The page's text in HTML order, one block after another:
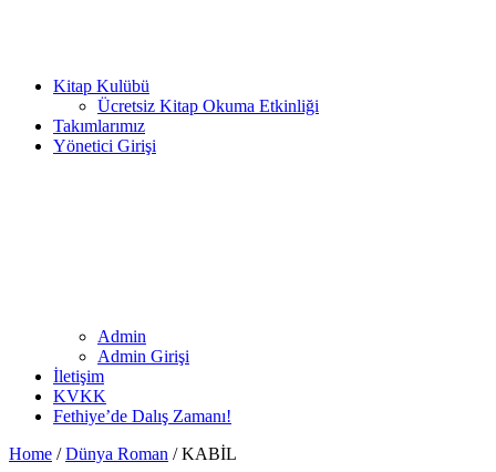
Kitap Kulübü
Ücretsiz Kitap Okuma Etkinliği
Takımlarımız
Yönetici Girişi
Admin
Admin Girişi
İletişim
KVKK
Fethiye’de Dalış Zamanı!
Home /Dünya Roman / KABİL